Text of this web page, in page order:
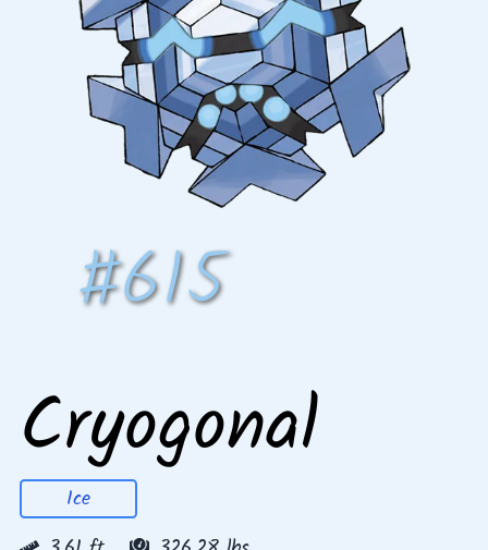
#615
Cryogonal
Ice